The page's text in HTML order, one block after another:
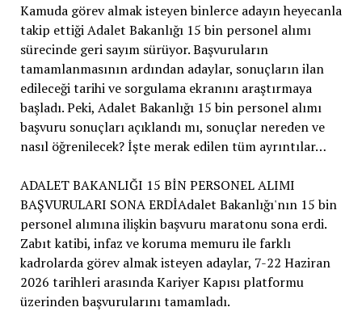
Kamuda görev almak isteyen binlerce adayın heyecanla
takip ettiği Adalet Bakanlığı 15 bin personel alımı
sürecinde geri sayım sürüyor. Başvuruların
tamamlanmasının ardından adaylar, sonuçların ilan
edileceği tarihi ve sorgulama ekranını araştırmaya
başladı. Peki, Adalet Bakanlığı 15 bin personel alımı
başvuru sonuçları açıklandı mı, sonuçlar nereden ve
nasıl öğrenilecek? İşte merak edilen tüm ayrıntılar…
ADALET BAKANLIĞI 15 BİN PERSONEL ALIMI
BAŞVURULARI SONA ERDİAdalet Bakanlığı'nın 15 bin
personel alımına ilişkin başvuru maratonu sona erdi.
Zabıt katibi, infaz ve koruma memuru ile farklı
kadrolarda görev almak isteyen adaylar, 7-22 Haziran
2026 tarihleri arasında Kariyer Kapısı platformu
üzerinden başvurularını tamamladı.